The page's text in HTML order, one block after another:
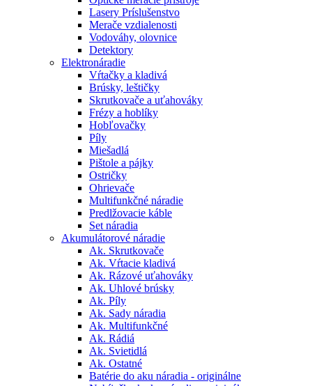
Lasery Príslušenstvo
Merače vzdialenosti
Vodováhy, olovnice
Detektory
Elektronáradie
Vŕtačky a kladivá
Brúsky, leštičky
Skrutkovače a uťahováky
Frézy a hoblíky
Hobľovačky
Píly
Miešadlá
Pištole a pájky
Ostričky
Ohrievače
Multifunkčné náradie
Predlžovacie káble
Set náradia
Akumulátorové náradie
Ak. Skrutkovače
Ak. Vŕtacie kladivá
Ak. Rázové uťahováky
Ak. Uhlové brúsky
Ak. Píly
Ak. Sady náradia
Ak. Multifunkčné
Ak. Rádiá
Ak. Svietidlá
Ak. Ostatné
Batérie do aku náradia - originálne